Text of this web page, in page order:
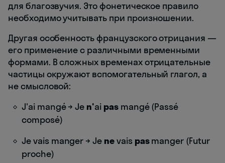
для благозвучия. Это фонетическое правило
необходимо учитывать при произношении.
Другая особенность французского отрицания —
его применение с различными временными
формами. В сложных временах отрицательные
частицы окружают вспомогательный глагол, а
не смысловой:
J'ai mangé → Je n'ai pasmangé (Passé
composé)
Je vais manger → Je nevais pasmanger (Futur
proche)